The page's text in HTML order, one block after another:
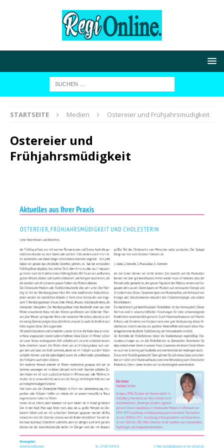
STARTSEITE Medien Ostereier und Frühjahrsmüdigkeit
Ostereier und
Frühjahrsmüdigkeit